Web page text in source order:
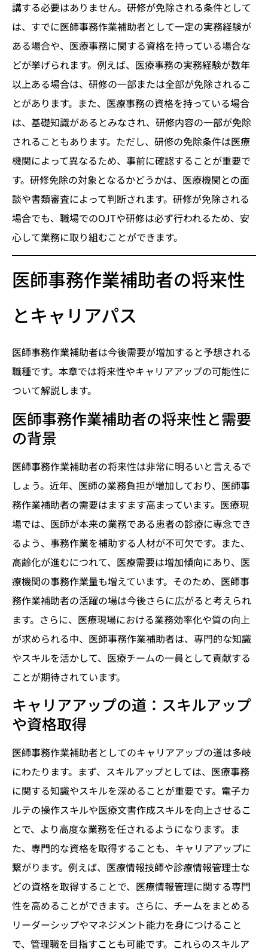
講する必要はありません。研修が免除される条件として
は、すでに医師事務作業補助者として一定の実務経験が
ある場合や、医療事務に関する資格を持っている場合な
どが挙げられます。例えば、医療事務の実務経験が数年
以上ある場合は、研修の一部または全部が免除されるこ
とがあります。また、医療事務の資格を持っている場合
は、基礎知識があるとみなされ、研修内容の一部が免除
されることもあります。ただし、研修の免除条件は医療
機関によって異なるため、事前に確認することが重要で
す。研修免除の対象となるかどうかは、医療機関との面
談や書類審査によって判断されます。研修が免除される
場合でも、職場でのOJTや研修は必ず行われるため、安
心して業務に取り組むことができます。
医師事務作業補助者の将来性
とキャリアパス
医師事務作業補助者は今後需要が増加すると予想される
職種です。本章では将来性やキャリアアップの可能性に
ついて解説します。
医師事務作業補助者の将来性と需要
の背景
医師事務作業補助者の将来性は非常に明るいと言えるで
しょう。近年、医師の業務負担が増加しており、医師事
務作業補助者の需要はますます高まっています。医療現
場では、医師が本来の業務である患者の診療に専念でき
るよう、事務作業を補助する人材が不可欠です。また、
高齢化が進むにつれて、医療需要は増加傾向にあり、医
療機関の事務作業量も増えています。そのため、医師事
務作業補助者の活躍の場は今後さらに広がると考えられ
ます。さらに、医療現場における業務効率化や質の向上
が求められる中、医師事務作業補助者は、専門的な知識
やスキルを活かして、医療チームの一員として貢献する
ことが期待されています。
キャリアアップの道：スキルアップ
や資格取得
医師事務作業補助者としてのキャリアアップの道は多岐
にわたります。まず、スキルアップとしては、医療事務
に関する知識やスキルを深めることが重要です。電子カ
ルテの操作スキルや医療文書作成スキルを向上させるこ
とで、より高度な業務を任されるようになります。ま
た、専門的な資格を取得することも、キャリアアップに
繋がります。例えば、医療情報技師や診療情報管理士な
どの資格を取得することで、医療情報管理に関する専門
性を高めることができます。さらに、チームをまとめる
リーダーシップやマネジメント能力を身につけること
で、管理職を目指すことも可能です。これらのスキルア